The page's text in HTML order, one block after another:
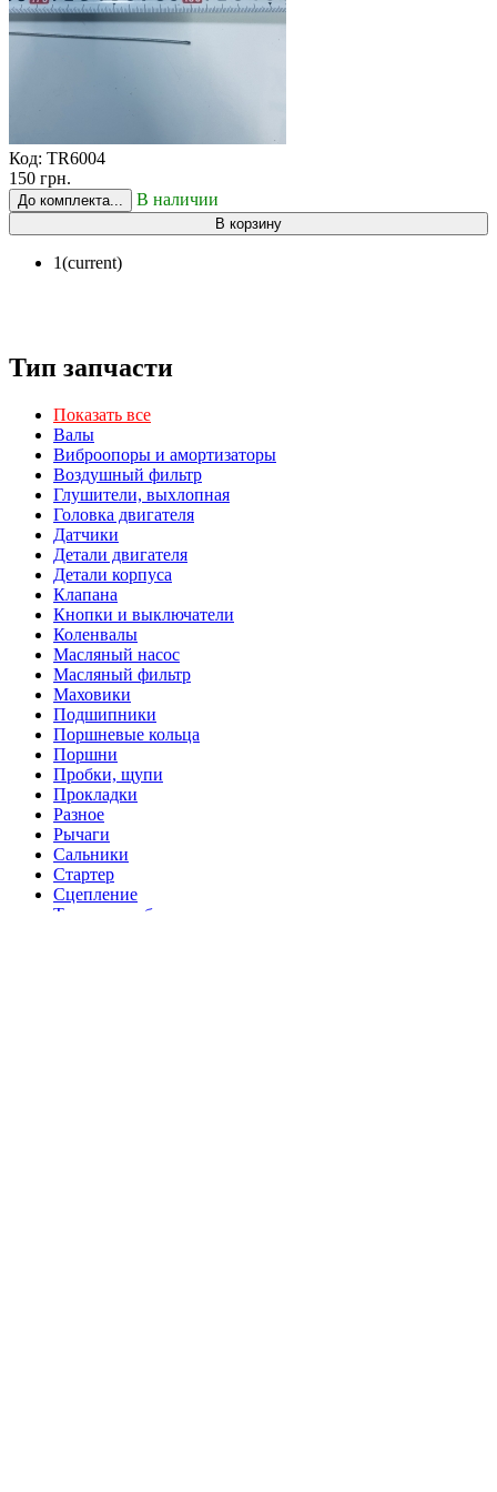
Код: TR6004
150 грн.
До комплекта... В наличии
В корзину
1(current)
Тип запчасти
Показать все
Валы
Виброопоры и амортизаторы
Воздушный фильтр
Глушители, выхлопная
Головка двигателя
Датчики
Детали двигателя
Детали корпуса
Клапана
Кнопки и выключатели
Коленвалы
Масляный насос
Масляный фильтр
Маховики
Подшипники
Поршневые кольца
Поршни
Пробки, щупи
Прокладки
Разное
Рычаги
Сальники
Стартер
Сцепление
Топливные баки